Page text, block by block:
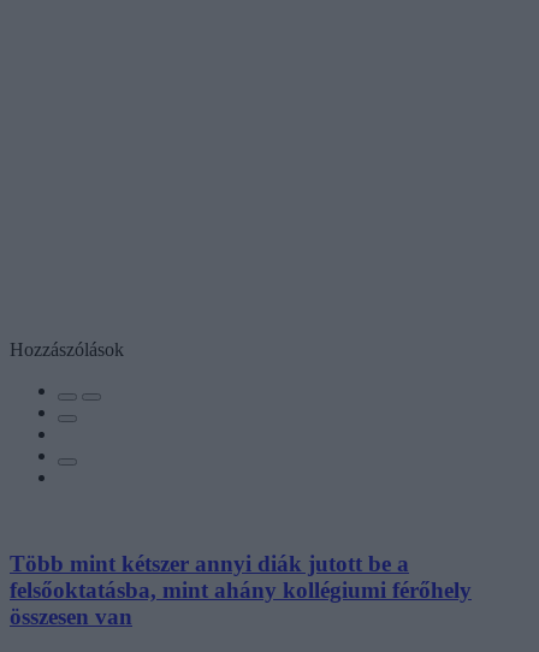
Hozzászólások
Több mint kétszer annyi diák jutott be a
felsőoktatásba, mint ahány kollégiumi férőhely
összesen van